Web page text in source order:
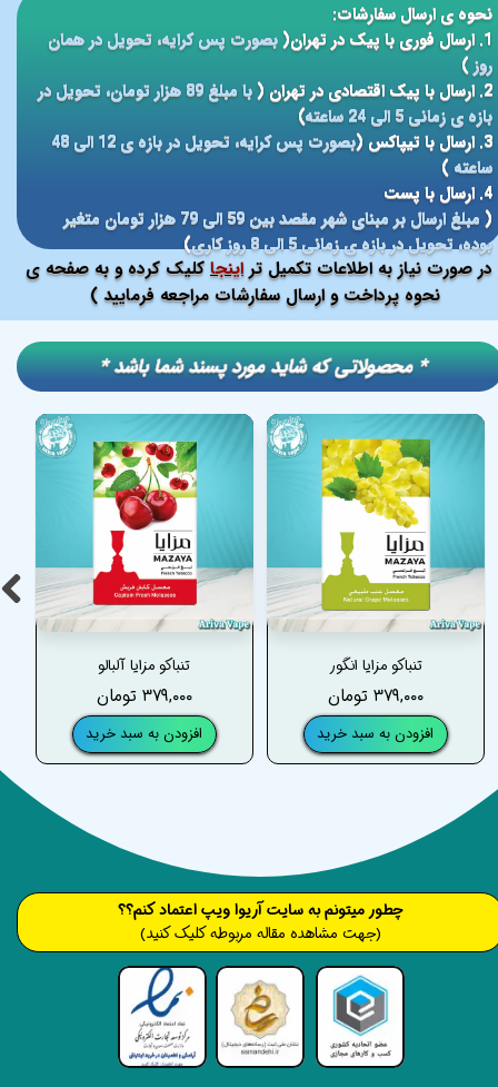
صورت نیاز به اطلاعات تکمیل تراینجا کلیک کرده و به صفحه ی
نحوه پرداخت و ارسال سفارشات مراجعه فرمایید )
نحوه ی ارسال سفارشات:
1. ارسال فوری با پیک در تهران(
بصورت پس کرایه، تحویل در همان
روز)
2. ارسال با پیک اقتصادی در تهران (
با مبلغ 89 هزار تومان، تحویل در
بازه ی زمانی 5 الی 24 ساعته
)
3. ارسال با تیپاکس (
بصورت پس کرایه، تحویل در بازه ی 12 الی 48
ساعته )
4. ارسال با پست
(
مبلغ ارسال بر مبنای شهر مقصد بین 59 الی 79 هزار تومان متغیر
بوده، تحویل در بازه ی زمانی 5 الی 8 روز کاری
)
تنباکو مزایا آلبالو
۳۷۹,۰۰۰ تومان
افزودن به سبد خرید
تنباکو مزایا انگور
۳۷۹,۰۰۰ تومان
افزودن به سبد خرید
​​* محصولاتی که شاید مورد پسند شما باشد *
​​​چطور میتونم به سایت آریوا ویپ اعتماد کنم؟؟
(جهت مشاهده مقاله مربوطه کلیک کنید)